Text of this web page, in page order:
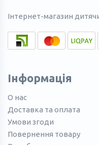
Інтернет-магазин
Інформація
О нас
Доставка та оплата
Умови згоди
Повернення товару